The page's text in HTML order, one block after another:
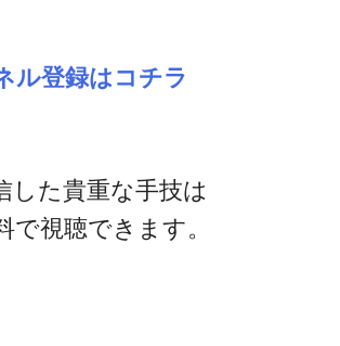
ル登録はコチラ
した貴重な手技は
視聴できます。